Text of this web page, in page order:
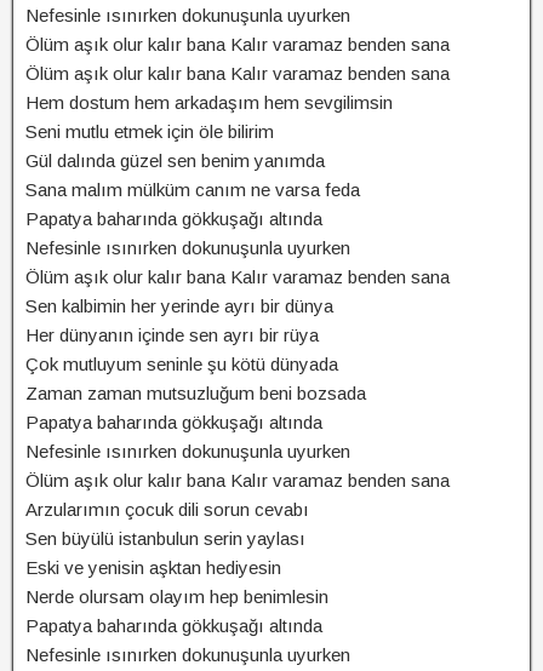
Nefesinle ısınırken dokunuşunla uyurken
Ölüm aşık olur kalır bana Kalır varamaz benden sana
Ölüm aşık olur kalır bana Kalır varamaz benden sana
Hem dostum hem arkadaşım hem sevgilimsin
Seni mutlu etmek için öle bilirim
Gül dalında güzel sen benim yanımda
Sana malım mülküm canım ne varsa feda
Papatya baharında gökkuşağı altında
Nefesinle ısınırken dokunuşunla uyurken
Ölüm aşık olur kalır bana Kalır varamaz benden sana
Sen kalbimin her yerinde ayrı bir dünya
Her dünyanın içinde sen ayrı bir rüya
Çok mutluyum seninle şu kötü dünyada
Zaman zaman mutsuzluğum beni bozsada
Papatya baharında gökkuşağı altında
Nefesinle ısınırken dokunuşunla uyurken
Ölüm aşık olur kalır bana Kalır varamaz benden sana
Arzularımın çocuk dili sorun cevabı
Sen büyülü istanbulun serin yaylası
Eski ve yenisin aşktan hediyesin
Nerde olursam olayım hep benimlesin
Papatya baharında gökkuşağı altında
Nefesinle ısınırken dokunuşunla uyurken